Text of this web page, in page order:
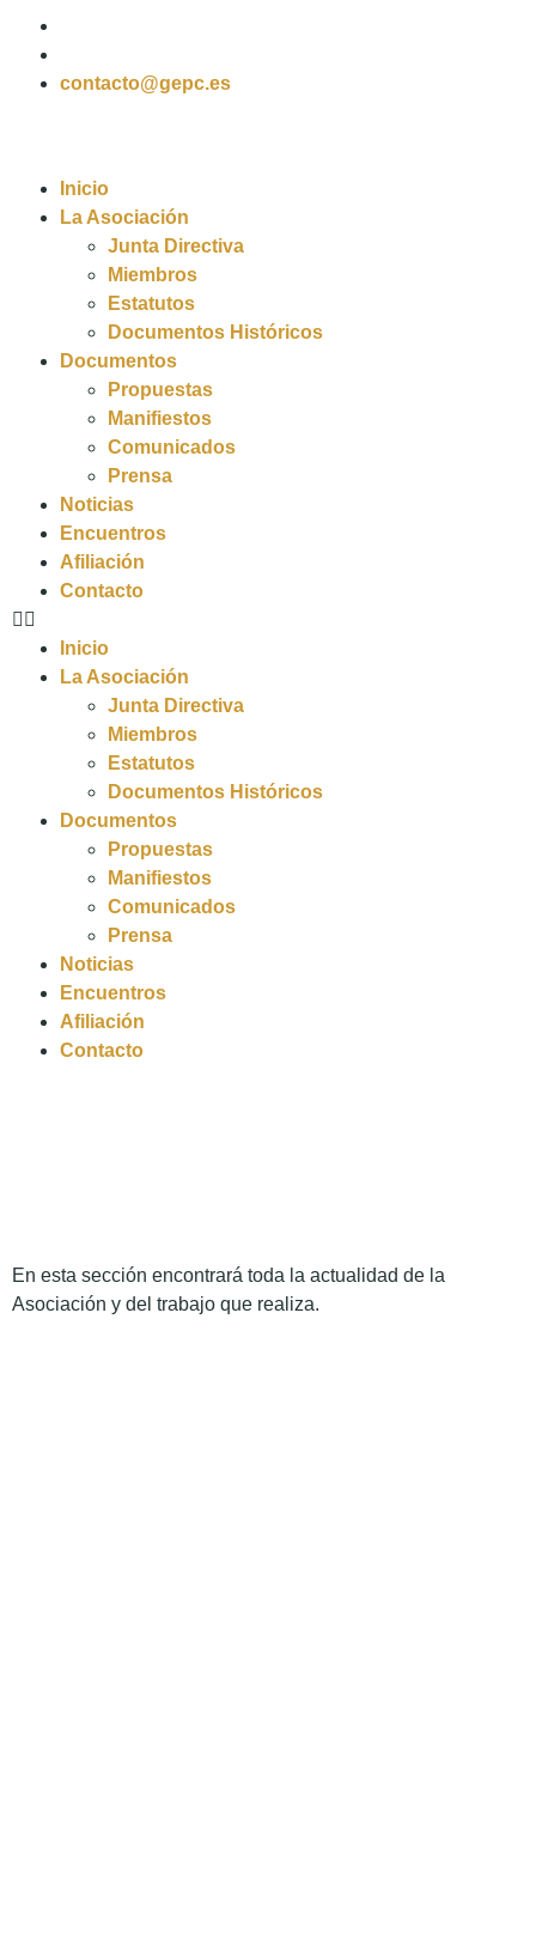
contacto@gepc.es
Inicio
La Asociación
Junta Directiva
Miembros
Estatutos
Documentos Históricos
Documentos
Propuestas
Manifiestos
Comunicados
Prensa
Noticias
Encuentros
Afiliación
Contacto
Inicio
La Asociación
Junta Directiva
Miembros
Estatutos
Documentos Históricos
Documentos
Propuestas
Manifiestos
Comunicados
Prensa
Noticias
Encuentros
Afiliación
Contacto
En esta sección encontrará toda la actualidad de la
Asociación y del trabajo que realiza.